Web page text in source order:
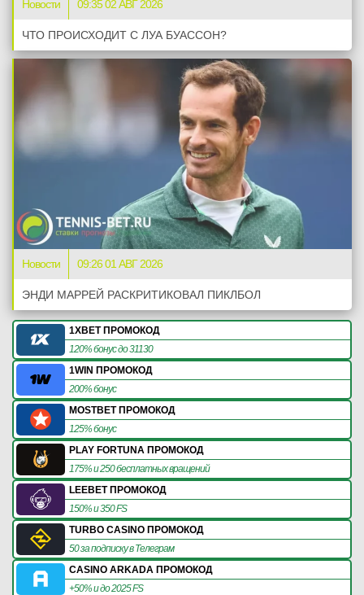
Новости 09:35 02 АВГ 2026
ЧТО ПРОИСХОДИТ С ЛУА БУАССОН?
Новости 09:26 01 АВГ 2026
ЭНДИ МАРРЕЙ РАСКРИТИКОВАЛ ПИКЛБОЛ
1XBET ПРОМОКОД
120% бонус до 31130
1WIN ПРОМОКОД
200% бонус
MOSTBET ПРОМОКОД
125% бонус
PLAY FORTUNA ПРОМОКОД
175% и 250 бесплатных вращений
LEEBET ПРОМОКОД
150% и 350 FS
TURBO CASINO ПРОМОКОД
50 за подписку в Телеграм
CASINO ARKADA ПРОМОКОД
+50% и до 2025 FS